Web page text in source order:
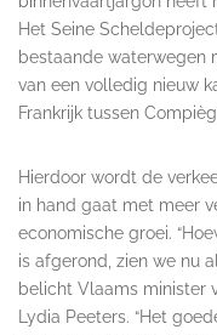
Het Seine
bestaande waterwegen
van een volledig nieuw
Frankrijk tussen
Hierdoor wordt de
in hand gaat met meer
economische groei.
is afgerond, zien we nu
belicht Vlaams minister
Lydia Peeters. “Het